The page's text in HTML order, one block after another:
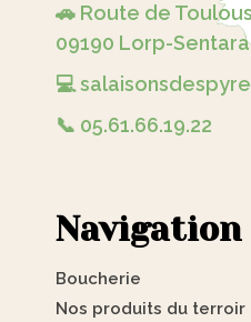
🚗 Route de
09190 Lorp-
💻
📞 05.61.66.19.22
Navigation
Boucherie
Nos produits du terroir